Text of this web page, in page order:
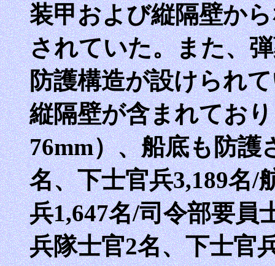
装甲および縦隔壁か
されていた。また、
防護構造が設けられ
縦隔壁が含まれてお
76mm）、船底も防
名、下士官兵3,189名/
兵1,647名/司令部要員
兵隊士官2名、下士官